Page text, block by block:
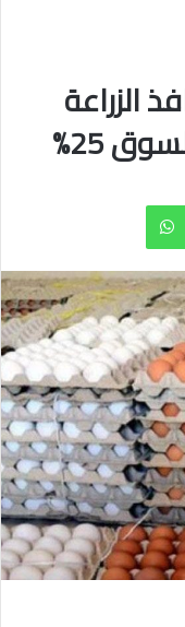
الزراعة
25%